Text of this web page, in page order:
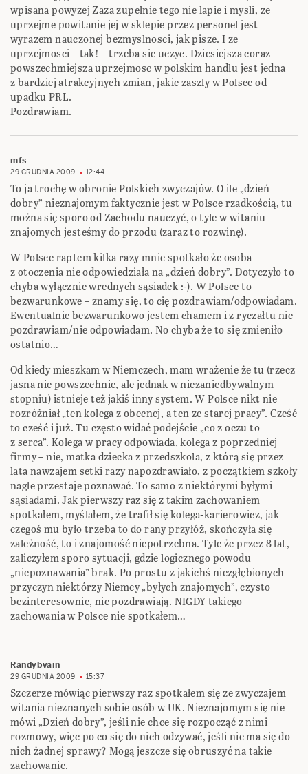
wpisana powyzej Zaza zupelnie tego nie lapie i mysli, ze
uprzejme powitanie jej w sklepie przez personel jest
wyrazem nauczonej bezmyslnosci, jak pisze. I ze
uprzejmosci – tak! – trzeba sie uczyc. Dziesiejsza coraz
powszechmiejsza uprzejmosc w polskim handlu jest jedna
z bardziej atrakcyjnych zmian, jakie zaszly w Polsce od
upadku PRL.
Pozdrawiam.
mfs
29 GRUDNIA 2009 12:44
To ja trochę w obronie Polskich zwyczajów. O ile „dzień
dobry” nieznajomym faktycznie jest w Polsce rzadkością, tu
można się sporo od Zachodu nauczyć, o tyle w witaniu
znajomych jesteśmy do przodu (zaraz to rozwinę).
W Polsce raptem kilka razy mnie spotkało że osoba
z otoczenia nie odpowiedziała na „dzień dobry”. Dotyczyło to
chyba wyłącznie wrednych sąsiadek :-). W Polsce to
bezwarunkowe – znamy się, to cię pozdrawiam/odpowiadam.
Ewentualnie bezwarunkowo jestem chamem i z ryczałtu nie
pozdrawiam/nie odpowiadam. No chyba że to się zmieniło
ostatnio…
Od kiedy mieszkam w Niemczech, mam wrażenie że tu (rzecz
jasna nie powszechnie, ale jednak w niezaniedbywalnym
stopniu) istnieje też jakiś inny system. W Polsce nikt nie
rozróżniał „ten kolega z obecnej, a ten ze starej pracy”. Cześć
to cześć i już. Tu często widać podejście „co z oczu to
z serca”. Kolega w pracy odpowiada, kolega z poprzedniej
firmy – nie, matka dziecka z przedszkola, z którą się przez
lata nawzajem setki razy napozdrawiało, z początkiem szkoły
nagle przestaje poznawać. To samo z niektórymi byłymi
sąsiadami. Jak pierwszy raz się z takim zachowaniem
spotkałem, myślałem, że trafił się kolega-karierowicz, jak
czegoś mu było trzeba to do rany przyłóż, skończyła się
zależność, to i znajomość niepotrzebna. Tyle że przez 8 lat,
zaliczyłem sporo sytuacji, gdzie logicznego powodu
„niepoznawania” brak. Po prostu z jakichś niezgłębionych
przyczyn niektórzy Niemcy „byłych znajomych”, czysto
bezinteresownie, nie pozdrawiają. NIGDY takiego
zachowania w Polsce nie spotkałem…
Randybvain
29 GRUDNIA 2009 15:37
Szczerze mówiąc pierwszy raz spotkałem się ze zwyczajem
witania nieznanych sobie osób w UK. Nieznajomym się nie
mówi „Dzień dobry”, jeśli nie chce się rozpocząć z nimi
rozmowy, więc po co się do nich odzywać, jeśli nie ma się do
nich żadnej sprawy? Mogą jeszcze się obruszyć na takie
zachowanie.